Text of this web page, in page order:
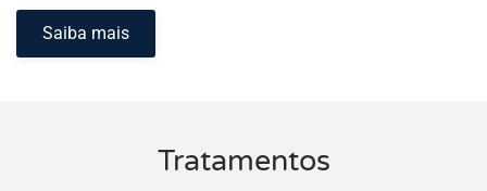
Saiba mais
Tratamentos